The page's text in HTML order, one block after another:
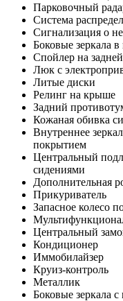
Парковочный
Система
Сигнализация о
Боковые зеркала в
Спойлер на
Люк с
Литые диски
Релинг на крыше
Задний
Кожаная обивка
Внутреннее
покрытием
Центральный
сидениями
Дополнительная
Прикуриватель
Запасное колесо
Центральный
Кондиционер
Иммобилайзер
Круиз-контроль
Металлик
Боковые зеркала с